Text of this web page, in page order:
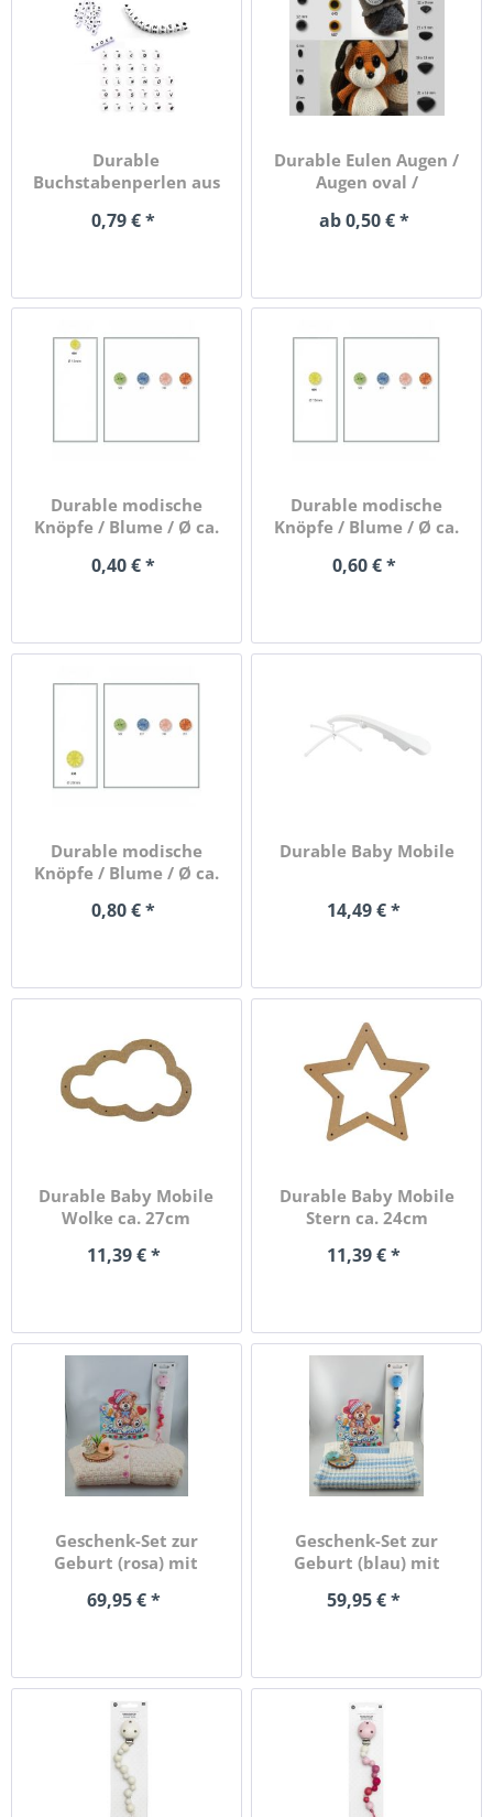
Durable
Buchstabenperlen aus
0,79 € *
Durable Eulen Augen /
Augen oval /
ab 0,50 € *
Durable modische
Knöpfe / Blume / Ø ca.
0,40 € *
Durable modische
Knöpfe / Blume / Ø ca.
0,60 € *
Durable modische
Knöpfe / Blume / Ø ca.
0,80 € *
Durable Baby Mobile
14,49 € *
Durable Baby Mobile
Wolke ca. 27cm
11,39 € *
Durable Baby Mobile
Stern ca. 24cm
11,39 € *
Geschenk-Set zur
Geburt (rosa) mit
69,95 € *
Geschenk-Set zur
Geburt (blau) mit
59,95 € *